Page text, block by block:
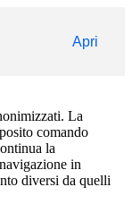
Apri
La
comando
la
in
diversi da quelli